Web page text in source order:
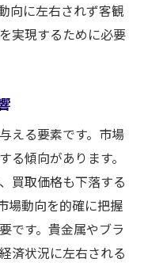
向に左右されず客観
実現するために必要
える要素です。市場
る傾向があります。
買取価格も下落する
場動向を的確に把握
です。貴金属やブラ
済状況に左右される